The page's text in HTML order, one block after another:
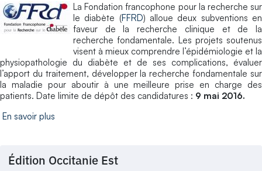
La Fondation francophone pour la recherche sur
le diabète (FFRD) alloue deux subventions en
faveur de la recherche clinique et de la
recherche fondamentale. Les projets soutenus
visent à mieux comprendre l’épidémiologie et la
physiopathologie du diabète et de ses complications, évaluer
l’apport du traitement, développer la recherche fondamentale sur
la maladie pour aboutir à une meilleure prise en charge des
patients. Date limite de dépôt des candidatures : 9 mai 2016.
En savoir plus
Édition Occitanie Est